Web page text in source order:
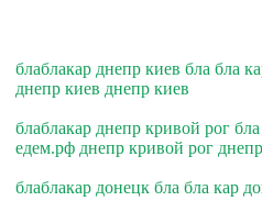
блаблакар днепр киев бла бла
днепр киев днепр киев
блаблакар днепр кривой рог
едем.рф днепр кривой рог
блаблакар донецк бла бла кар